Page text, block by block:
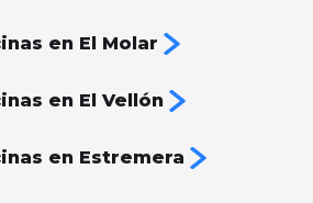
en El Molar
en El Vellón
en Estremera